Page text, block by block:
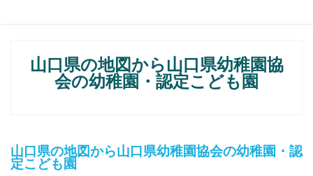
山口県の地図から山口県幼稚園協
会の幼稚園・認定こども園
山口県の地図から山口県幼稚園協会の幼稚園・認
定こども園